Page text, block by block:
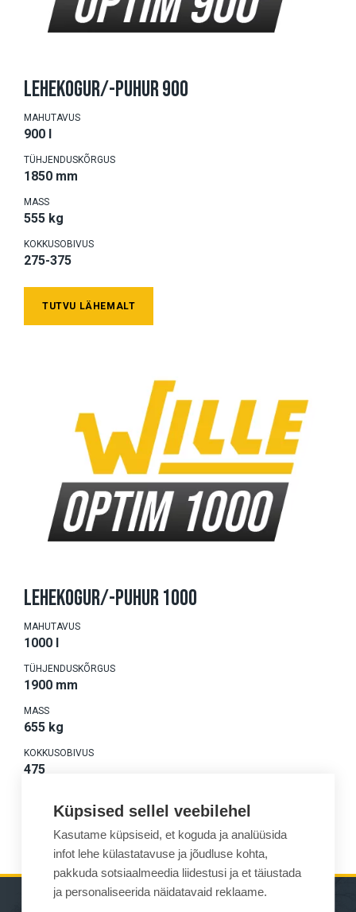
LEHEKOGUR/-PUHUR 900
MAHUTAVUS
900 l
TÜHJENDUSKÕRGUS
1850 mm
MASS
555 kg
KOKKUSOBIVUS
275-375
TUTVU LÄHEMALT
LEHEKOGUR/-PUHUR 1000
MAHUTAVUS
1000 l
TÜHJENDUSKÕRGUS
1900 mm
MASS
655 kg
KOKKUSOBIVUS
475
TUTVU LÄHEMALT
Küpsised sellel veebilehel
Kasutame küpsiseid, et koguda ja analüüsida
infot lehe külastatavuse ja jõudluse kohta,
pakkuda sotsiaalmeedia liidestusi ja et täiustada
ja personaliseerida näidatavaid reklaame.